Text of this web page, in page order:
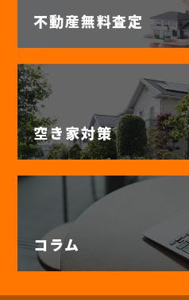
不動産無料査定
空き家対策
コラム